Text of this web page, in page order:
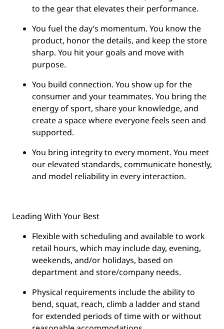
to the gear that elevates their performance.
You fuel the day’s momentum. You know the
product, honor the details, and keep the store
sharp. You hit your goals and move with
purpose.
You build connection. You show up for the
consumer and your teammates. You bring the
energy of sport, share your knowledge, and
create a space where everyone feels seen and
supported.
You bring integrityto every moment. You meet
our elevated standards, communicate honestly,
and model reliability in every interaction.
Leading With Your Best
Flexible with scheduling and available to work
retail hours, which may include day, evening,
weekends, and/or holidays, based on
department and store/company needs.
Physical requirements include the ability to
bend, squat, reach, climb a ladder and stand
for extended periods of time with or without